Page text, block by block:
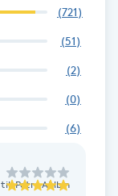
(721)
(51)
(2)
(0)
(6)
till Petra Ahlbin